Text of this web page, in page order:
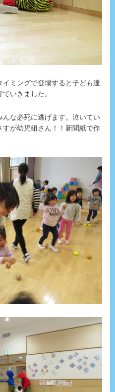
ミングで登場すると子ども達
いきました。
な必死に逃げます。泣いてい
が幼児組さん！！新聞紙で作